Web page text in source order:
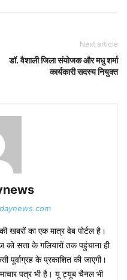
Next article
डॉ. वैशाली जिला संयोजक और मधु शर्मा
कार्यकारी सदस्य नियुक्त
का एक मात्र वेब पोर्टल है।
सत्ता के गलियारों तक पहुंचाना ही
पूर्वाग्रह के प्रकाशित की जाएगी।
पत्र भी है। यू ट्यूब चैनल भी